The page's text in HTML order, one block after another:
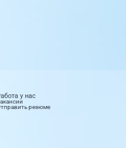
у нас
резюме